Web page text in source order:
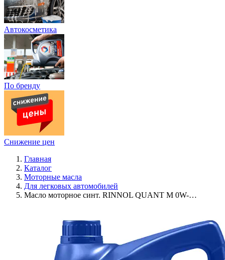
Автокосметика
По бренду
Снижение цен
Главная
Каталог
Моторные масла
Для легковых автомобилей
Масло моторное синт. RINNOL QUANT M 0W-…